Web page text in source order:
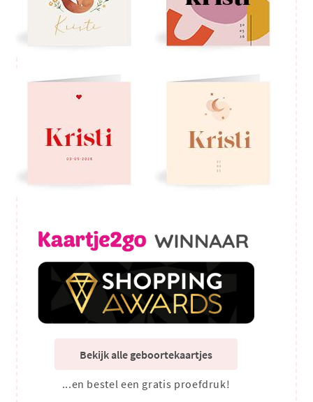
Bekijk alle geboortekaartjes
...en bestel een gratis proefdruk!